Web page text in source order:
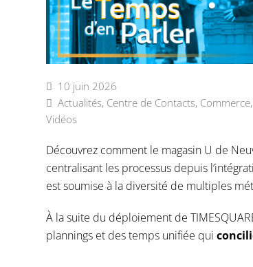
10 juin 2026
Actualités, Centre de Contacts, Commerce,
Vidéos
Découvrez comment le magasin U de
centralisant les processus depuis
est soumise à la diversité de multiples
À la suite du déploiement de
plannings et des temps unifiée qui